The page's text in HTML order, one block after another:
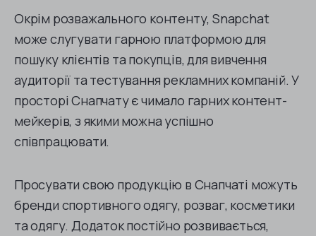
Окрім розважального контенту, Snapchat
може слугувати гарною платформою для
пошуку клієнтів та покупців, для вивчення
аудиторії та тестування рекламних компаній. У
просторі Снапчату є чимало гарних контент-
мейкерів, з якими можна успішно
співпрацювати.
Просувати свою продукцію в Снапчаті можуть
бренди спортивного одягу, розваг, косметики
та одягу. Додаток постійно розвивається,